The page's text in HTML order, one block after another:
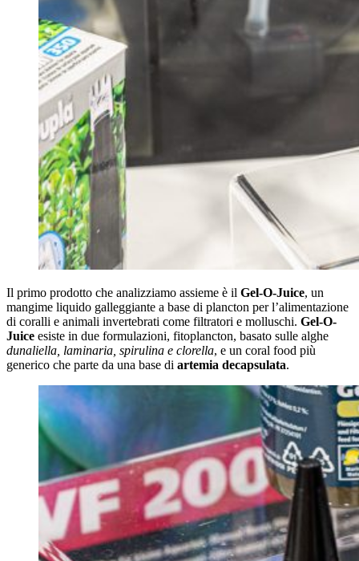
Il primo prodotto che analizziamo assieme è il Gel-O-Juice, un
mangime liquido galleggiante a base di plancton per l’alimentazione
di coralli e animali invertebrati come filtratori e molluschi. Gel-O-
Juice esiste in due formulazioni, fitoplancton, basato sulle alghe
dunaliella, laminaria, spirulina e clorella, e un coral food più
generico che parte da una base di artemia decapsulata.